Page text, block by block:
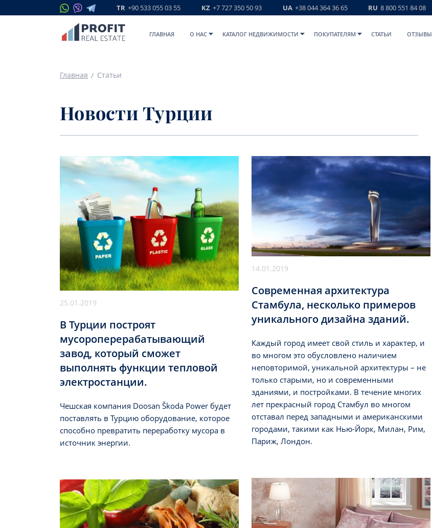
TR +90 533 055 03 55 KZ +7 727 350 50 93 UA +38 044 364 36 65 RU 8 800 551 84 08
ГЛАВНАЯ O НАС КАТАЛОГ НЕДВИЖИМОСТИ ПОКУПАТЕЛЯМ СТАТЬИ ОТЗЫВЫ
Главная Статьи
Новости Турции
25.01.2019
В Турции построят
мусороперерабатывающий
завод, который сможет
выполнять функции тепловой
электростанции.
Чешская компания Doosan Škoda Power будет
поставлять в Турцию оборудование, которое
способно превратить переработку мусора в
источник энергии.
14.01.2019
Современная архитектура
Стамбула, несколько примеров
уникального дизайна зданий.
Каждый город имеет свой стиль и характер, и
во многом это обусловлено наличием
неповторимой, уникальной архитектуры – не
только старыми, но и современными
зданиями, и постройками. В течение многих
лет прекрасный город Стамбул во многом
отставал перед западными и американскими
городами, такими как Нью-Йорк, Милан, Рим,
Париж, Лондон.